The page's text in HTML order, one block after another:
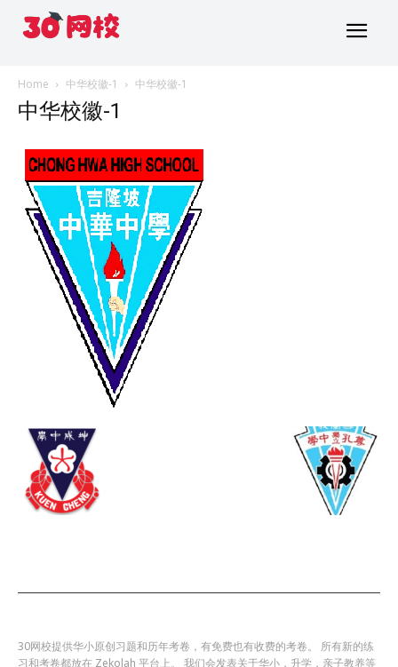
Home 中华校徽-1 中华校徽-1
中华校徽-1
30网校提供华小原创习题和历年考卷，有免费也有收费的考卷。 所有新的练
习和考卷都放在 Zekolah 平台上。 我们会发表关于华小，升学，亲子教养等